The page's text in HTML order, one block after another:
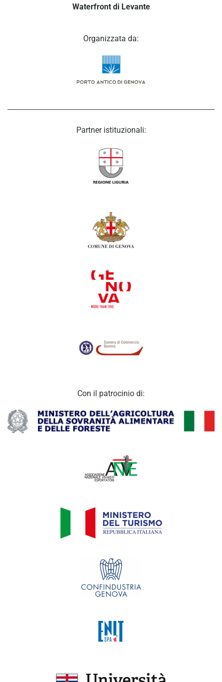
Waterfront di Levante
Organizzata da:
Partner istituzionali:
Con il patrocinio di: